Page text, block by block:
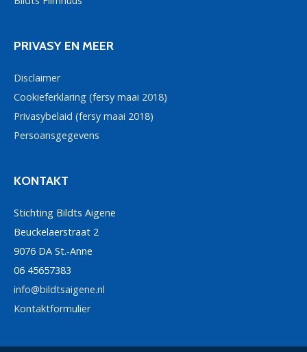
PRIVASY EN MEER
Disclaimer
Cookieferklaring (fersy maai 2018)
Privasybelaid (fersy maai 2018)
Persoansgegevens
KONTAKT
Stichting Bildts Aigene
Beuckelaerstraat 2
9076 DA St.-Anne
06 45657383
info@bildtsaigene.nl
Kontaktformulier